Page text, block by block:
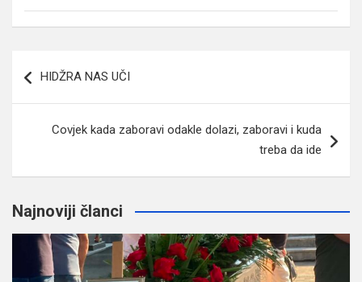
članaka
HIDŽRA NAS UČI
Covjek kada zaboravi odakle dolazi, zaboravi i kuda
treba da ide
Najnoviji članci